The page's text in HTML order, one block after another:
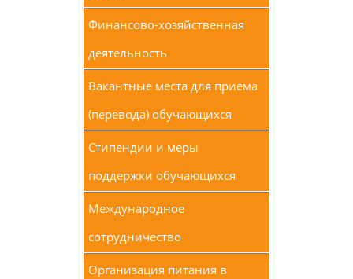
Финансово-хозяйственная
деятельность
Вакантные места для приёма
(перевода) обучающихся
Стипендии и меры
поддержки обучающихся
Международное
сотрудничество
Организация питания в